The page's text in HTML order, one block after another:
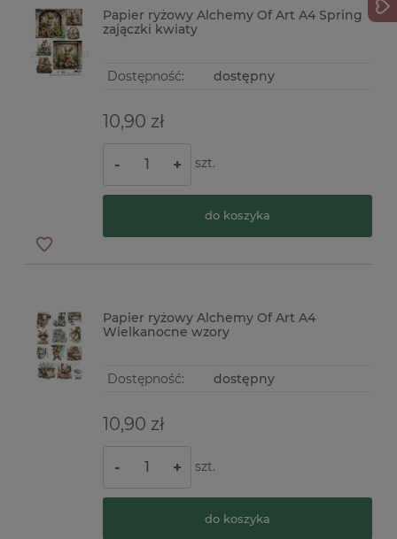
Papier ryżowy Alchemy Of Art A4 Spring
zajączki kwiaty
Dostępność: dostępny
10,90 zł
- + szt.
do koszyka
Papier ryżowy Alchemy Of Art A4
Wielkanocne wzory
Dostępność: dostępny
10,90 zł
- + szt.
do koszyka